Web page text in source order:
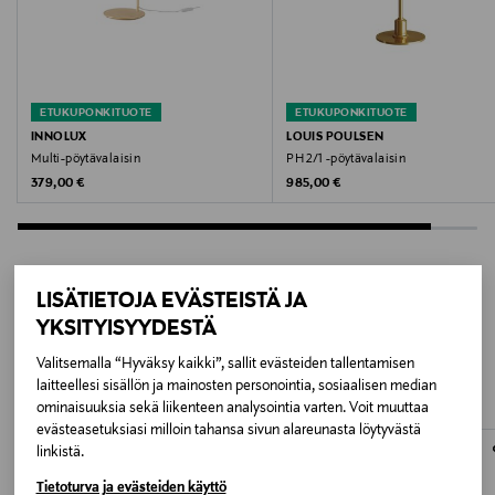
LISÄTIETOJA EVÄSTEISTÄ JA
YKSITYISYYDESTÄ
Valitsemalla “Hyväksy kaikki”, sallit evästeiden tallentamisen
laitteellesi sisällön ja mainosten personointia, sosiaalisen median
ominaisuuksia sekä liikenteen analysointia varten. Voit muuttaa
evästeasetuksiasi milloin tahansa sivun alareunasta löytyvästä
linkistä.
Tietoturva ja evästeiden käyttö
Koivua ja metallia
Jalustan halkaisija 18 cm
Leveys
20 cm
56 cm
Syvyys
28 cm
Paino
ETUKUPONKITUOTE
INNOLUX
Multi-pöytävalaisin
Original Price
379,00 €
ETUKUPONKITUOTE
LOUIS POULSEN
PH 2/1 -pöytävalaisin
Original Price
985,00 €
LISÄÄ KIINNOSTAVIA
TUOTTEITA